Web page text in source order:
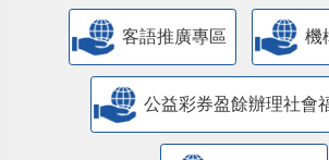
客語推廣專區 機
公益彩券盈餘辦理社會